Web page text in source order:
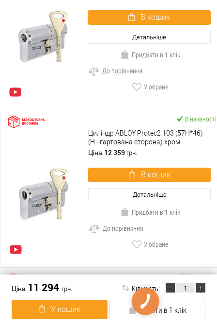
Ціна 11 294 грн. Кількість:
У кошик Купити в 1 клік
В кошик
Детальніше
Придбати в 1 клік
До порівняння
У обране
В наявності
Циліндр ABLOY Protec2 103 (57H*46)
(H - гартована сторона) хром
полірований
Ціна 12 359 грн.
В кошик
Детальніше
Придбати в 1 клік
До порівняння
У обране
В наявності
Циліндр ABLOY Protec2 62 (31*31)
хром полірований
грн.